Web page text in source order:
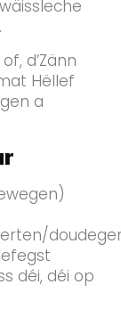
d’Zänn
Hëllef
a
déi, déi op